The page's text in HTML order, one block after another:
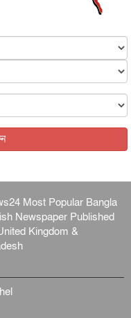
পারমাণবিক বোমা দিয়ে করা
৫ আগস্ট, ২০২৬
মৃত্যু, সন্দেহের মুখে কীটনাশকের
৫ আগস্ট, ২০২৬
Most Popular Bangla
Newspaper Published
Kingdom &